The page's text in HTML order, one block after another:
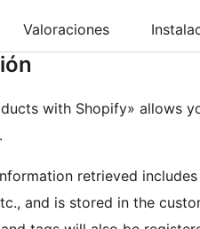
Valoraciones
with Shopify» allows
retrieved
and is stored in the